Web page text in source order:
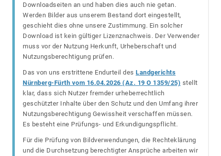
Downloadseiten an und haben dies auch nie getan.
Werden Bilder aus unserem Bestand dort eingestellt,
geschieht dies ohne unsere Zustimmung. Ein solcher
Download ist kein gültiger Lizenznachweis. Der Verwender
muss vor der Nutzung Herkunft, Urheberschaft und
Nutzungsberechtigung prüfen.
Das von uns erstrittene Endurteil des Landgerichts
Nürnberg-Fürth vom 16.04.2026 (Az. 19 O 1359/25) stellt
klar, dass sich Nutzer fremder urheberrechtlich
geschützter Inhalte über den Schutz und den Umfang ihrer
Nutzungsberechtigung Gewissheit verschaffen müssen.
Es besteht eine Prüfungs- und Erkundigungspflicht.
Für die Prüfung von Bildverwendungen, die Rechteklärung
und die Durchsetzung berechtigter Ansprüche arbeiten wir